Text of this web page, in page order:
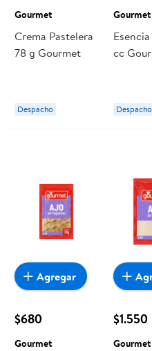
Gourmet
Crema Pastelera
78 g Gourmet
Despacho
Gourmet
cc
Despacho
$680
Gourmet
Agregar
$1.550
Gourmet